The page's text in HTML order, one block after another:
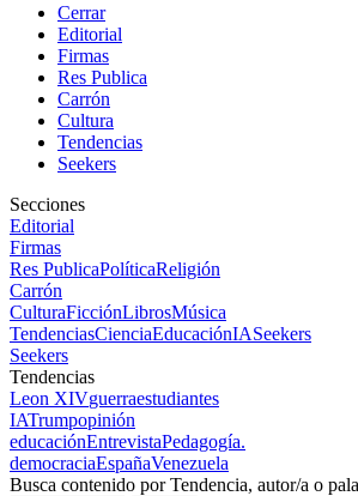
Cerrar
Editorial
Firmas
Res Publica
Carrón
Cultura
Tendencias
Seekers
Secciones
Editorial
Firmas
Res PublicaPolíticaReligión
Carrón
CulturaFicciónLibrosMúsica
TendenciasCienciaEducaciónIASeekers
Seekers
Tendencias
Leon XIVguerraestudiantes
IATrumpopinión
educaciónEntrevistaPedagogía.
democraciaEspañaVenezuela
Busca contenido por Tendencia, autor/a o